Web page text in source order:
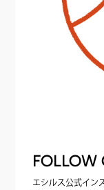
FOLLOW
エシルス公式イン